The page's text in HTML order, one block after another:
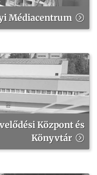
Médiacentrum
Központ és
Könyvtár